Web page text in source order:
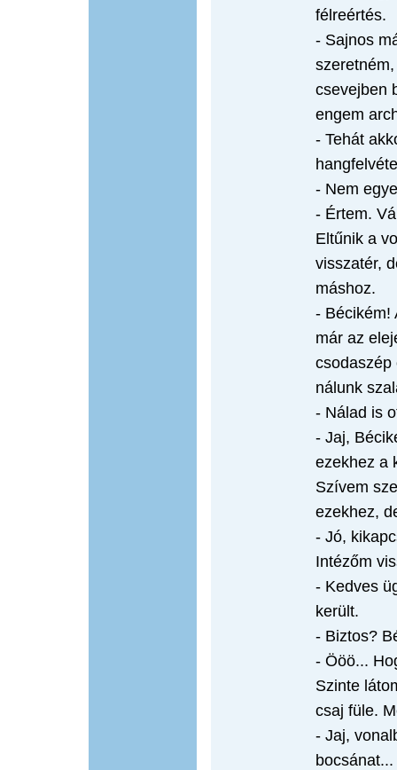
félreértés.
- Sajnos
csevejben
engem
- Tehát
- Nem
- Értem.
Eltűnik a
visszatér,
máshoz.
- Bécikém!
már az
csodaszép
nálunk
- Nálad is
- Jaj,
ezekhez a
Szívem
ezekhez,
- Jó,
Intézőm
- Kedves
került.
- Biztos?
- Ööö...
Szinte
csaj füle.
- Jaj,
bocsánat...